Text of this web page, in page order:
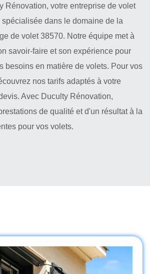
Rénovation, votre entreprise de volet
dans le domaine de la
de volet 38570. Notre équipe met à
savoir-faire et son expérience pour
besoins en matière de volets. Pour vos
nos tarifs adaptés à votre
Avec Duculty Rénovation,
de qualité et d'un résultat à la
pour vos volets.